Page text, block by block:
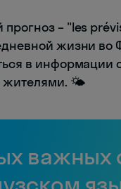
прогноз – "les
жизни
в информации
жителями. 🌤️
важных